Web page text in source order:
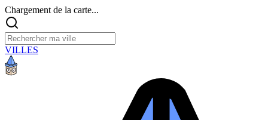
Chargement de la carte...
VILLES